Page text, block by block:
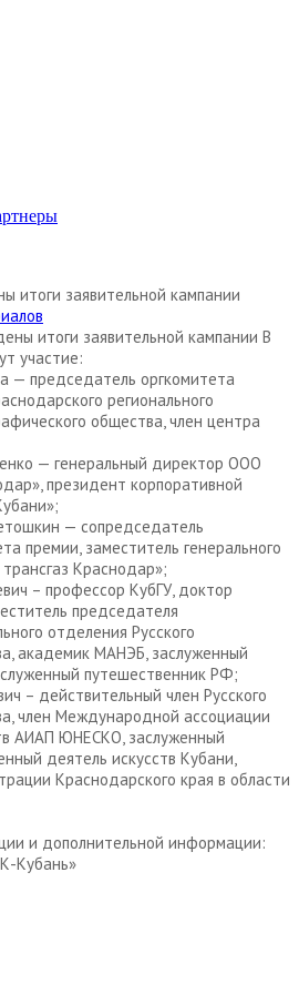
итоги заявительной кампании
В
участие:
— председатель оргкомитета
регионального
общества, член центра
— генеральный директор ООО
президент корпоративной
— сопредседатель
премии, заместитель генерального
Краснодар»;
– профессор КубГУ, доктор
председателя
отделения Русского
академик МАНЭБ, заслуженный
путешественник РФ;
– действительный член Русского
член Международной ассоциации
АИАП ЮНЕСКО, заслуженный
деятель искусств Кубани,
Краснодарского края в области
и дополнительной информации:
Кубань»